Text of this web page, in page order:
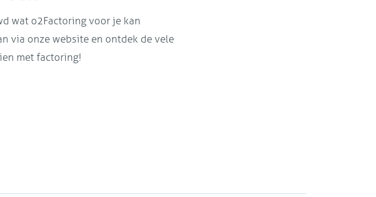
wat o2Factoring voor je kan
via onze website en ontdek de vele
met factoring!